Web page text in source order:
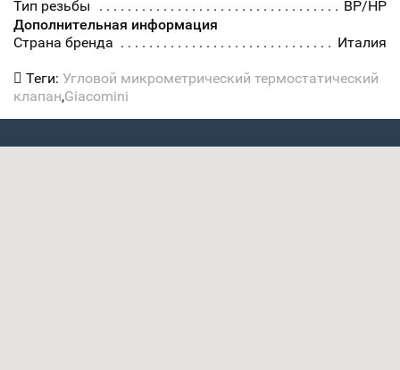
Тип резьбы
ВР/НР
Дополнительная информация
Страна бренда
Италия
Теги: Угловой микрометрический термостатический
клапан,Giacomini